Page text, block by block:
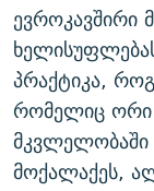
ᲐᲒᲕᲘᲡᲢᲝᲡ ᲝᲛᲘ
ПРИВЕТ
ევროკავშირი
პრაქტიკა,
რომელიც ორი
მოქალაქეს,